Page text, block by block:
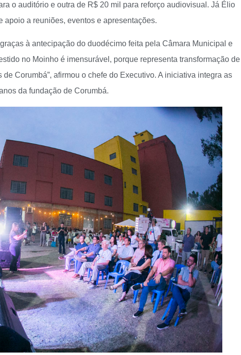
o auditório e outra de R$ 20 mil para reforço audiovisual. Já Élio
a reuniões, eventos e apresentações.
à antecipação do duodécimo feita pela Câmara Municipal e
no Moinho é imensurável, porque representa transformação de
Corumbá”, afirmou o chefe do Executivo. A iniciativa integra as
da fundação de Corumbá.